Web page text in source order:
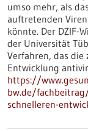
umso mehr, als
auftretenden
könnte. Der DZIF-
der Universität
Verfahren, das
Entwicklung
https://
bw.de/
schnelleren-